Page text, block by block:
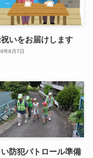
いをお届けします
年8月7日
防犯パトロール準備